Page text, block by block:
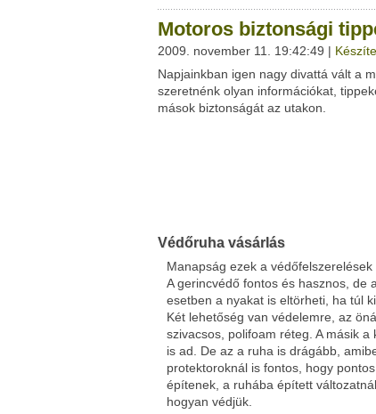
Facebook Twitter
Del.icio.us
Live
Motoros biztonsági
2009. november 11. 19:42:49 |
Napjainkban igen nagy divattá vált a
szeretnénk olyan információkat,
mások biztonságát az utakon.
Védőruha vásárlás
Manapság ezek a
A gerincvédő fontos és hasznos, de
esetben a nyakat is eltörheti, ha túl
Két lehetőség van védelemre, az
szivacsos, polifoam réteg. A másik
is ad. De az a ruha is drágább,
protektoroknál is fontos, hogy
építenek, a ruhába épített
hogyan védjük.